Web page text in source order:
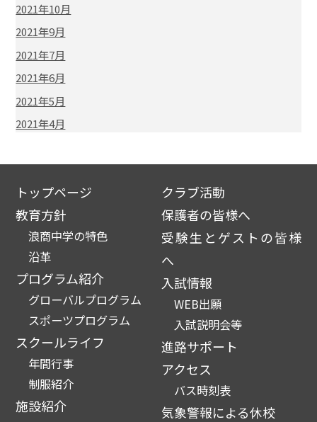
2021年10月
2021年9月
2021年7月
2021年6月
2021年5月
2021年4月
トップページ
教育方針
浪商中学の特色
沿革
プログラム紹介
グローバルプログラム
スポーツプログラム
スクールライフ
年間行事
制服紹介
施設紹介
クラブ活動
保護者の皆様へ
受験生とゲストの皆様
へ
入試情報
WEB出願
入試説明会等
進路サポート
アクセス
バス時刻表
気象警報による休校